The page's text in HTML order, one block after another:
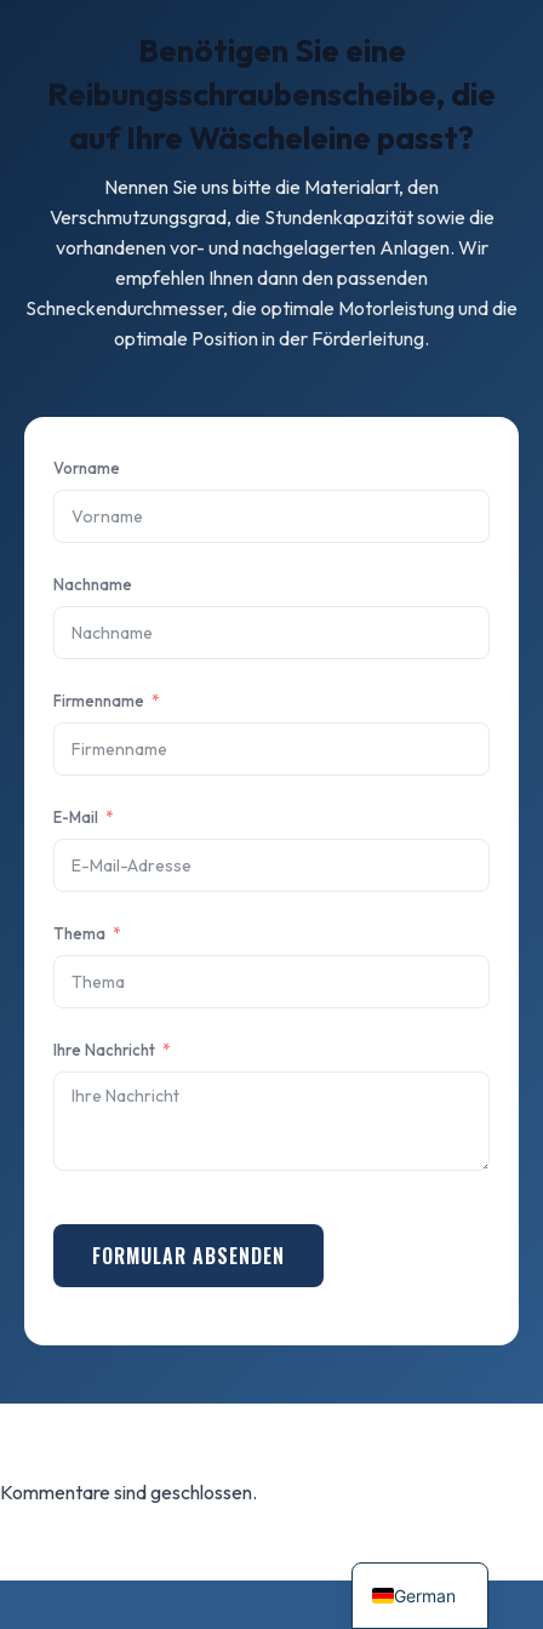
Schneckendurchmesser, die Motorgröße und die
Trogspezifikation empfehlen.
Benötigen Sie eine
Reibungsschraubenscheibe, die
auf Ihre Wäscheleine passt?
Nennen Sie uns bitte die Materialart, den
Verschmutzungsgrad, die Stundenkapazität sowie die
vorhandenen vor- und nachgelagerten Anlagen. Wir
empfehlen Ihnen dann den passenden
Schneckendurchmesser, die optimale Motorleistung und die
optimale Position in der Förderleitung.
Vorname
Nachname
Firmenname
E-Mail
Thema
Ihre Nachricht
FORMULAR ABSENDEN
Kommentare sind geschlossen.
German